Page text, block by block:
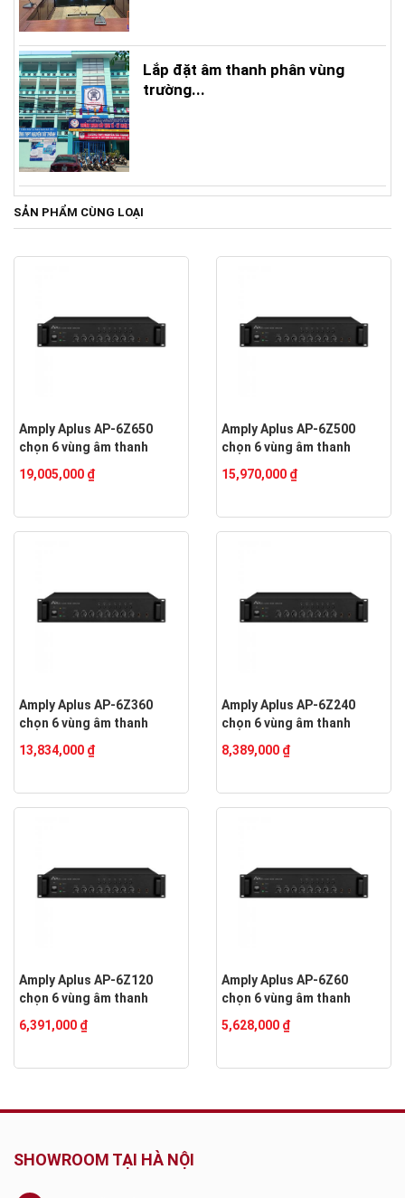
Lắp đặt âm thanh phân vùng
trường...
SẢN PHẨM CÙNG LOẠI
Amply Aplus AP-6Z650
chọn 6 vùng âm thanh
19,005,000 ₫
Amply Aplus AP-6Z500
chọn 6 vùng âm thanh
15,970,000 ₫
Amply Aplus AP-6Z360
chọn 6 vùng âm thanh
13,834,000 ₫
Amply Aplus AP-6Z240
chọn 6 vùng âm thanh
8,389,000 ₫
Amply Aplus AP-6Z120
chọn 6 vùng âm thanh
6,391,000 ₫
Amply Aplus AP-6Z60
chọn 6 vùng âm thanh
5,628,000 ₫
SHOWROOM TẠI HÀ NỘI